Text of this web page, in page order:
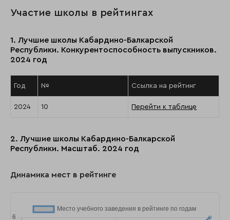
Участие школы в рейтингах
1. Лучшие школы Кабардино-Балкарской
Республики. Конкурентоспособность выпускников.
2024 год
Год № Ссылка на рейтинг
2024 10 Перейти к таблице
2. Лучшие школы Кабардино-Балкарской
Республики. Масштаб. 2024 год
Динамика мест в рейтинге